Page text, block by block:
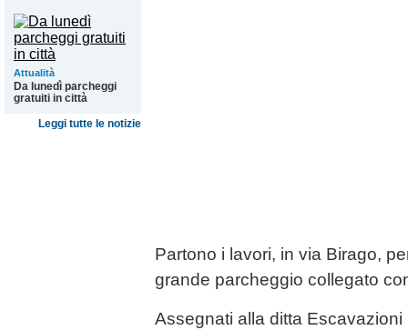
Attualità
Da lunedì parcheggi
gratuiti in città
Leggi tutte le notizie
Partono i lavori, in via Birago,
grande parcheggio collegato
Assegnati alla ditta